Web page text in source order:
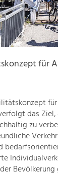
für
das
zu
Bevölkerung